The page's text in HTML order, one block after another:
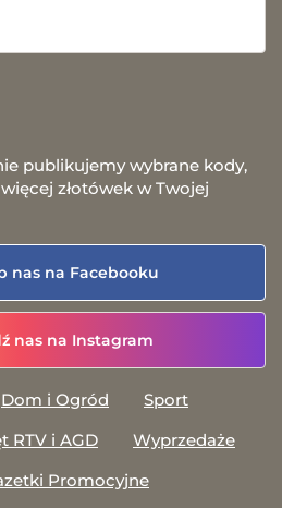
publikujemy wybrane kody,
złotówek w Twojej
nas na Facebooku
nas na Instagram
Dom i Ogród
Sport
RTV i AGD
Wyprzedaże
Promocyjne